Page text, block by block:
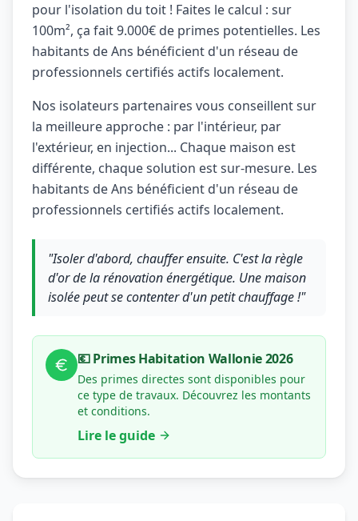
pour l'isolation du toit ! Faites le calcul : sur
100m², ça fait 9.000€ de primes potentielles. Les
habitants de Ans bénéficient d'un réseau de
professionnels certifiés actifs localement.
Nos isolateurs partenaires vous conseillent sur
la meilleure approche : par l'intérieur, par
l'extérieur, en injection... Chaque maison est
différente, chaque solution est sur-mesure. Les
habitants de Ans bénéficient d'un réseau de
professionnels certifiés actifs localement.
"Isoler d'abord, chauffer ensuite. C'est la règle
d'or de la rénovation énergétique. Une maison
isolée peut se contenter d'un petit chauffage !"
💶 Primes Habitation Wallonie 2026
Des primes directes sont disponibles pour
ce type de travaux. Découvrez les montants
et conditions.
Lire le guide